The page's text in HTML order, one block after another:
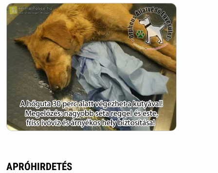
APRÓHIRDETÉS